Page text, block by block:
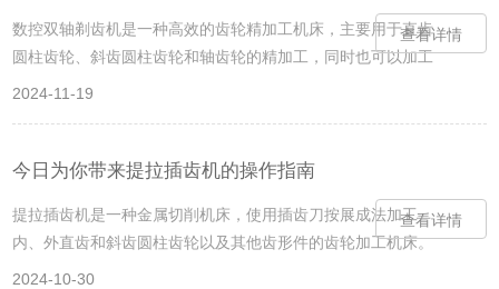
数控双轴剃齿机的常见问题及解决方法：1、加工精度不达标
原因：机床本身的精度不高、刀具磨损、工件夹持不稳等都可
能导致加工精度不达标。解决方法：定期对机床进行维...
数控双轴剃齿机是一种高效的齿轮精加工机床，主要用于直齿
圆柱齿轮、斜齿圆柱齿轮和轴齿轮的精加工，同时也可以加工
鼓形齿和小锥度齿。它采用径向剃齿或普通剃齿工艺进行加
生产的汽车、摩托车、拖拉机及一般机械行业的大批量生产。
数控双轴剃齿机的操作指南：1、准备工作：穿戴适当的工作
服和防护装备，如安全帽、护目镜和手套等，确保操作环境安
全。准备好待加工的工件和适合的刀具，工件的尺寸、...
2024-11-19
查看详情
今日为你带来提拉插齿机的操作指南
提拉插齿机是一种金属切削机床，使用插齿刀按展成法加工
内、外直齿和斜齿圆柱齿轮以及其他齿形件的齿轮加工机床。
其工作原理基于插齿法，即使用插齿刀作为刀具来加工齿轮、
2024-10-30
查看详情